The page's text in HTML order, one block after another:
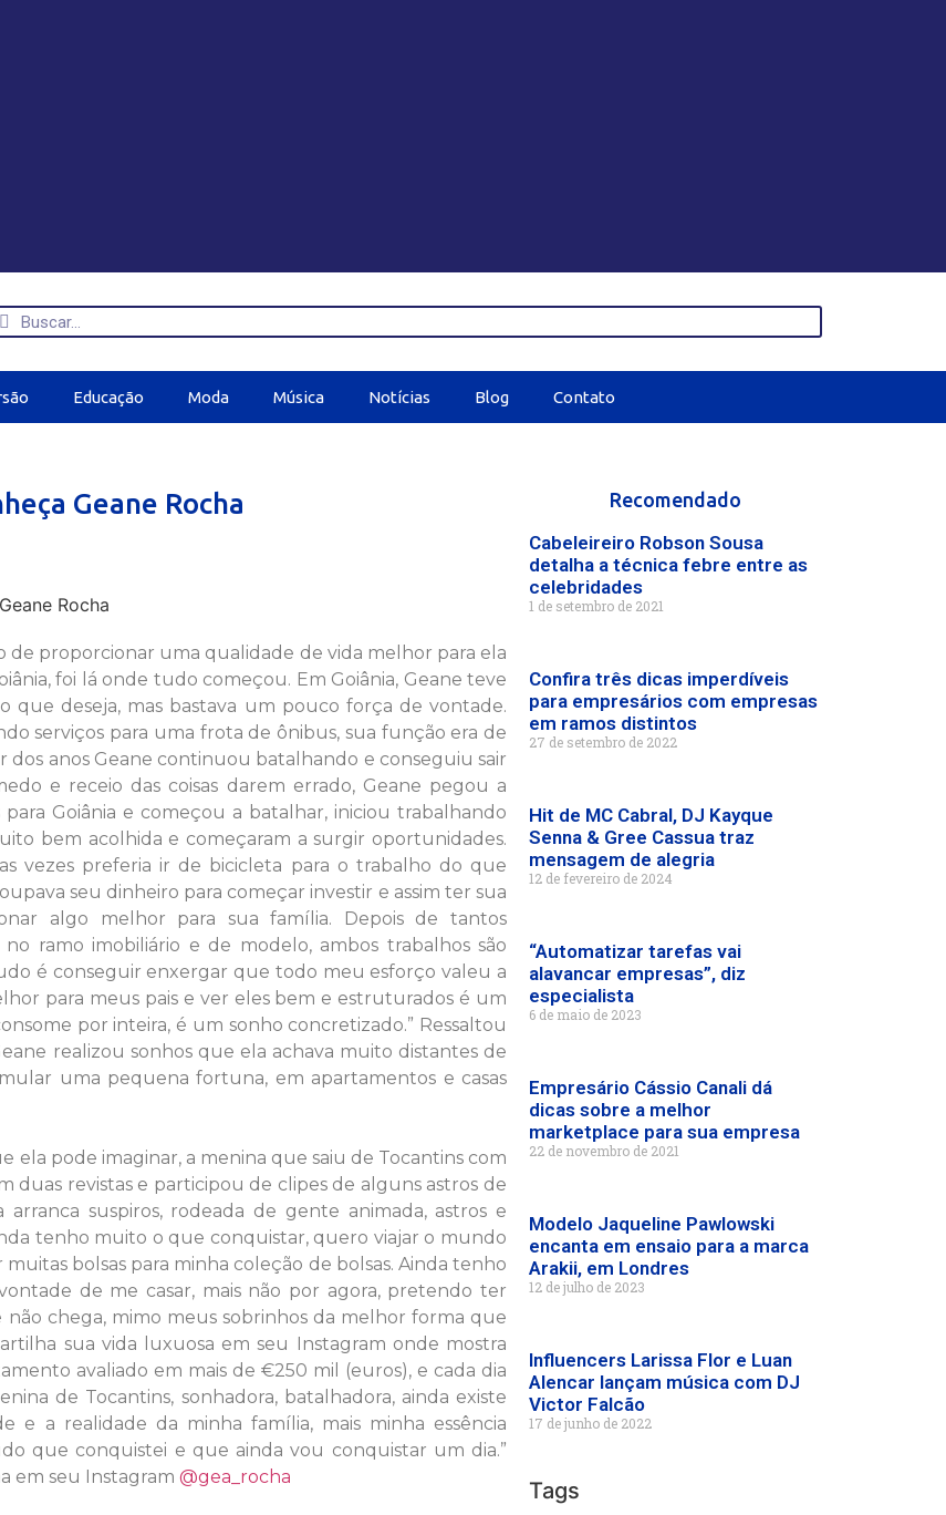
Educação Moda Música Notícias Blog Contato
Geane Rocha
de proporcionar uma qualidade de vida melhor para ela
foi lá onde tudo começou. Em Goiânia, Geane teve
deseja, mas bastava um pouco força de vontade.
serviços para uma frota de ônibus, sua função era de
dos anos Geane continuou batalhando e conseguiu sair
e receio das coisas darem errado, Geane pegou a
Goiânia e começou a batalhar, iniciou trabalhando
bem acolhida e começaram a surgir oportunidades.
vezes preferia ir de bicicleta para o trabalho do que
seu dinheiro para começar investir e assim ter sua
algo melhor para sua família. Depois de tantos
ramo imobiliário e de modelo, ambos trabalhos são
é conseguir enxergar que todo meu esforço valeu a
para meus pais e ver eles bem e estruturados é um
por inteira, é um sonho concretizado.” Ressaltou
realizou sonhos que ela achava muito distantes de
uma pequena fortuna, em apartamentos e casas
ela pode imaginar, a menina que saiu de Tocantins com
duas revistas e participou de clipes de alguns astros de
suspiros, rodeada de gente animada, astros e
tenho muito o que conquistar, quero viajar o mundo
bolsas para minha coleção de bolsas. Ainda tenho
de me casar, mais não por agora, pretendo ter
chega, mimo meus sobrinhos da melhor forma que
sua vida luxuosa em seu Instagram onde mostra
avaliado em mais de €250 mil (euros), e cada dia
de Tocantins, sonhadora, batalhadora, ainda existe
e a realidade da minha família, mais minha essência
que conquistei e que ainda vou conquistar um dia.”
em seu Instagram @gea_rocha
Recomendado
Cabeleireiro Robson Sousa
detalha a técnica febre entre as
celebridades
1 de setembro de 2021
Confira três dicas imperdíveis
para empresários com empresas
em ramos distintos
27 de setembro de 2022
Hit de MC Cabral, DJ Kayque
Senna & Gree Cassua traz
mensagem de alegria
12 de fevereiro de 2024
“Automatizar tarefas vai
alavancar empresas”, diz
especialista
6 de maio de 2023
Empresário Cássio Canali dá
dicas sobre a melhor
marketplace para sua empresa
22 de novembro de 2021
Modelo Jaqueline Pawlowski
encanta em ensaio para a marca
Arakii, em Londres
12 de julho de 2023
Influencers Larissa Flor e Luan
Alencar lançam música com DJ
Victor Falcão
17 de junho de 2022
Tags